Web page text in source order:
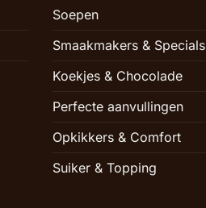
Soepen
Smaakmakers & Specials
Koekjes & Chocolade
Perfecte aanvullingen
Opkikkers & Comfort
Suiker & Topping